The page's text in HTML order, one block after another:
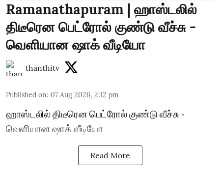
Ramanathapuram | ஹாஸ்டலில்
திடீரென பெட்ரோல் குண்டு வீச்சு -
வெளியான ஷாக் வீடியோ
thanthitv
Published on: 07 Aug 2026, 2:12 pm
ஹாஸ்டலில் திடீரென பெட்ரோல் குண்டு வீச்சு -
வெளியான ஷாக் வீடியோ
Read More